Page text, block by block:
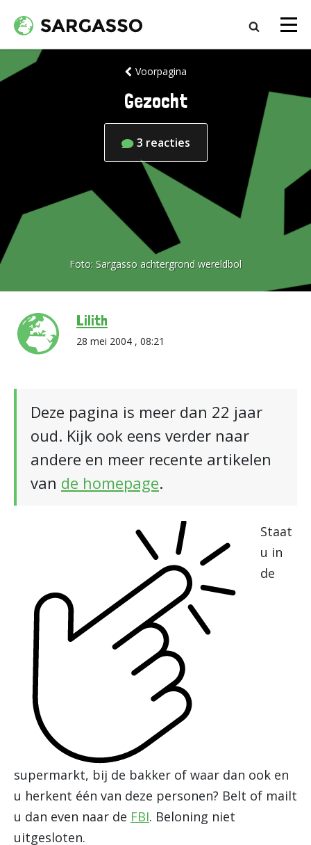
Voorpagina
Gezocht
3 reacties
Foto: Sargasso achtergrond wereldbol
Lilith
28 mei 2004 , 08:21
Deze pagina is meer dan 22 jaar
oud. Kijk ook eens verder naar
andere en meer recente artikelen
van de homepage.
Staat
u in
de
supermarkt, bij de bakker of waar dan ook en
u herkent één van deze personen? Belt of mailt
u dan even naar de FBI. Beloning niet
uitgesloten.